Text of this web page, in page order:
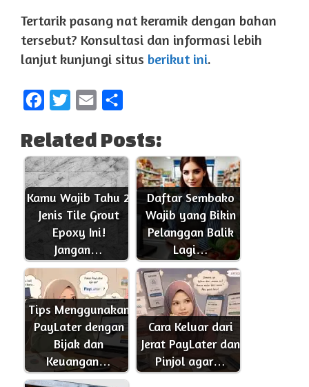
Tertarik pasang nat keramik dengan bahan
tersebut? Konsultasi dan informasi lebih
lanjut kunjungi situs berikut ini.
c
e
b
o
i
t
t
e
i
l
a
r
e
Related Posts:
Kamu Wajib Tahu 2
Jenis Tile Grout
Epoxy Ini!
Jangan…
Daftar Sembako
Wajib yang Bikin
Pelanggan Balik
Lagi…
Tips Menggunakan
PayLater dengan
Bijak dan
Keuangan…
Cara Keluar dari
Jerat PayLater dan
Pinjol agar…